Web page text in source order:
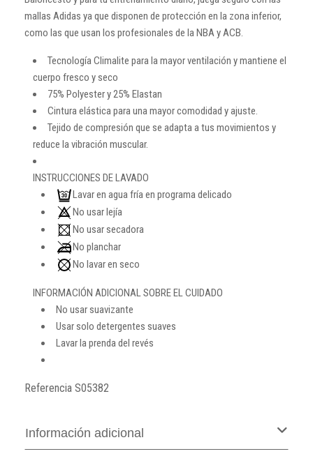
mallas Adidas ya que disponen de protección en la zona inferior,
como las que usan los profesionales de la NBA y ACB.
Tecnología Climalite para la mayor ventilación y mantiene el
cuerpo fresco y seco
75% Polyester y 25% Elastan
Cintura elástica para una mayor comodidad y ajuste.
Tejido de compresión que se adapta a tus movimientos y
reduce la vibración muscular.
INSTRUCCIONES DE LAVADO
Lavar en agua fría en programa delicado
No usar lejía
No usar secadora
No planchar
No lavar en seco
INFORMACIÓN ADICIONAL SOBRE EL CUIDADO
No usar suavizante
Usar solo detergentes suaves
Lavar la prenda del revés
Referencia S05382
Información adicional